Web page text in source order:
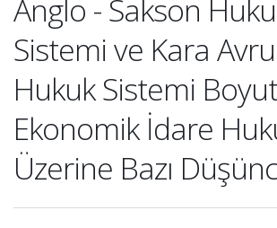
Anglo - Sakson
Sistemi ve Kara
Hukuk Sistemi
Ekonomik İdare
Üzerine Bazı